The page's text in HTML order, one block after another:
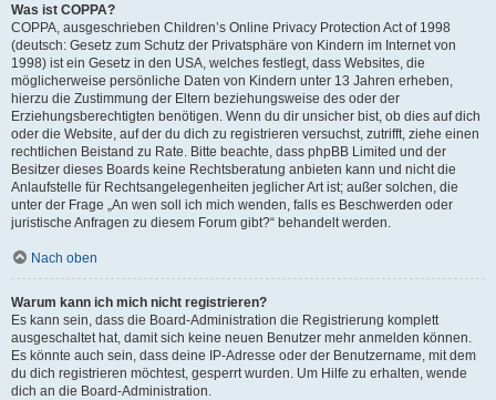
Was ist COPPA?
COPPA, ausgeschrieben Children’s Online Privacy Protection Act of 1998
(deutsch: Gesetz zum Schutz der Privatsphäre von Kindern im Internet von
1998) ist ein Gesetz in den USA, welches festlegt, dass Websites, die
möglicherweise persönliche Daten von Kindern unter 13 Jahren erheben,
hierzu die Zustimmung der Eltern beziehungsweise des oder der
Erziehungsberechtigten benötigen. Wenn du dir unsicher bist, ob dies auf dich
oder die Website, auf der du dich zu registrieren versuchst, zutrifft, ziehe einen
rechtlichen Beistand zu Rate. Bitte beachte, dass phpBB Limited und der
Besitzer dieses Boards keine Rechtsberatung anbieten kann und nicht die
Anlaufstelle für Rechtsangelegenheiten jeglicher Art ist; außer solchen, die
unter der Frage „An wen soll ich mich wenden, falls es Beschwerden oder
juristische Anfragen zu diesem Forum gibt?“ behandelt werden.
Nach oben
Warum kann ich mich nicht registrieren?
Es kann sein, dass die Board-Administration die Registrierung komplett
ausgeschaltet hat, damit sich keine neuen Benutzer mehr anmelden können.
Es könnte auch sein, dass deine IP-Adresse oder der Benutzername, mit dem
du dich registrieren möchtest, gesperrt wurden. Um Hilfe zu erhalten, wende
dich an die Board-Administration.